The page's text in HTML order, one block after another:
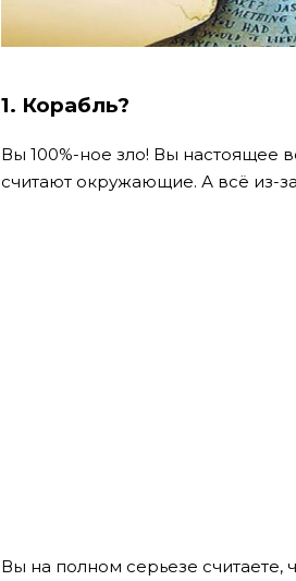
1. Корабль?
Вы 100%-ное зло! Вы настоящее
считают окружающие. А всё из-
Вы на полном серьезе считаете,